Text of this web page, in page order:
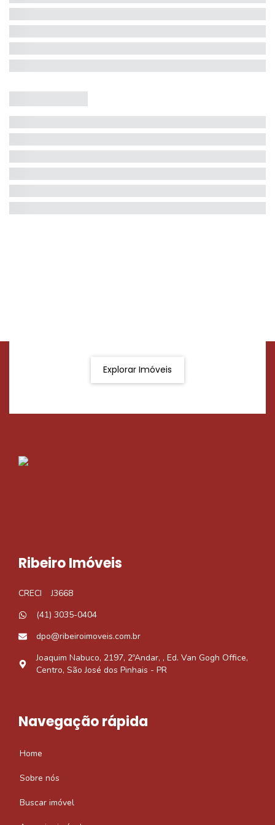
Explorar Imóveis
Ribeiro Imóveis
CRECI
J3668
(41) 3035-0404
dpo@ribeiroimoveis.com.br
Joaquim Nabuco, 2197, 2ºAndar, , Ed. Van Gogh Office,
Centro, São José dos Pinhais - PR
Navegação rápida
Home
Sobre nós
Buscar imóvel